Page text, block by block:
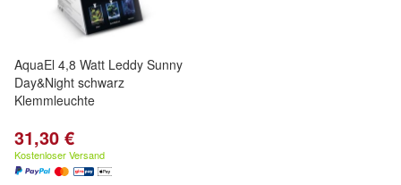
AquaEl 4,8 Watt Leddy Sunny
Day&Night schwarz
Klemmleuchte
31,30 €
Kostenloser Versand